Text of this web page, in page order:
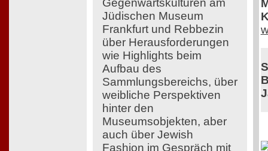
Gegenwartskulturen am
Jüdischen Museum
Frankfurt und Rebbezin
über Herausforderungen
wie Highlights beim
Aufbau des
Sammlungsbereichs, über
weibliche Perspektiven
hinter den
Museumsobjekten, aber
auch über Jewish
Fashion im Gespräch mit